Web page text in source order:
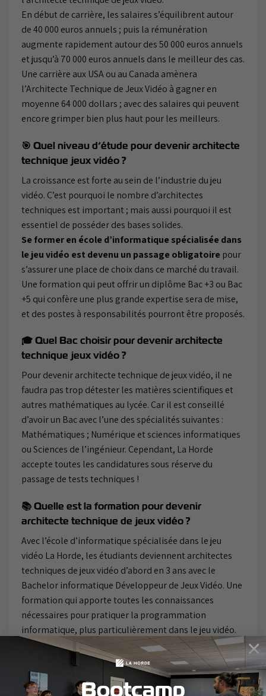
Bootcamp
×
En début de carrière, les salaires s’équilibrent autour
de 40 000 euros annuels ; puis la rémunération
augmente rapidement autour des 50 000 euros annuels
et jusqu’à 70 000 euros annuels dans le meilleur des cas.
Une carrière aux USA ou au Canada amènera
l’Architecte Technique de Jeux Vidéo à gagner en
moyenne 64 000 dollars ; avec des salaires qui peuvent
encore grimper bien plus haut pour les meilleurs.
🎯 Quel niveau d’étude pour devenir architecte
technique jeux vidéo ?
La croissance est forte au sein de l’industrie du jeu
vidéo. C’est pourquoi le nombre d’architectes
techniques est important ; mais aussi pourquoi il est
essentiel de posséder des bases solides.
Se former en école d’informatique spécialisée dans
le jeu vidéo est devenu un passage obligatoire pour
s’assurer une place de choix dans ce marché du travail.
Une formation qui peut offrir un diplôme Bac +3 ou Bac
+5 qui confère une plus grande expertise sera de mise,
et des postes à responsabilités pourront être proposés.
🎓 Quel Bac choisir pour devenir architecte
technique jeux vidéo ?
Pour devenir architecte technique de jeux vidéo, il ne
faudra pas trop détester les matières scientifiques et
autres mathématiques au lycée. Car il est conseillé
d’avoir un Bac avec l’une des spécialités suivantes :
Mathématiques ; Numérique et sciences informatiques
ou Sciences de l’ingénieur. Cependant, La Horde
accepte toutes les candidatures sous réserve du
passage de tests techniques !
📚 Quelle est la formation pour devenir
architecte technique de jeux vidéo ?
Avec l’école d’informatique spécialisée dans le jeu
vidéo La Horde, les étudiants deviennent architectes
techniques de jeux vidéo d’abord en 3 ans avec le
Bachelor informatique Développeur de Jeux Vidéo. Une
formation qui apporte toutes les connaissances
nécessaires pour pratiquer la programmation
informatique, plus particulièrement dans le jeu vidéo.
Ensuite, pour acquérir davantage de compétences et
obtenir les outils pour manager une équipe et savoir
mener un projet, l’école donne l’occasion à chacun de
continuer en Mastère informatique Architecte